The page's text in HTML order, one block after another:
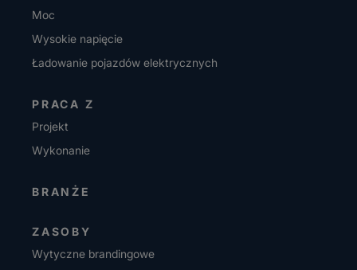
Moc
Wysokie napięcie
Ładowanie pojazdów elektrycznych
PRACA Z
Projekt
Wykonanie
BRANŻE
ZASOBY
Wytyczne brandingowe